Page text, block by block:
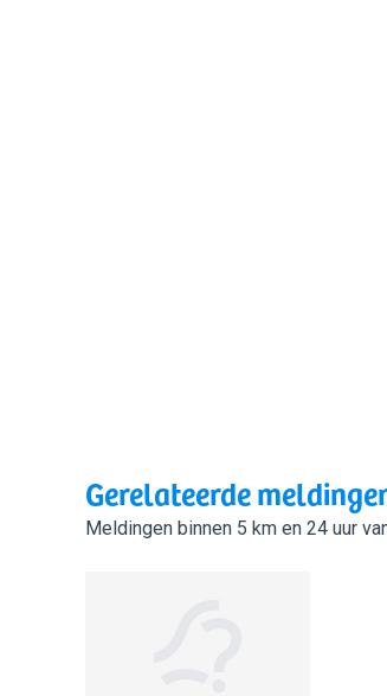
Gerelateerde
Meldingen binnen 5 km en 24 uur